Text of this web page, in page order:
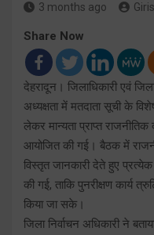
3 months ago
Share Now
देहरादून। जिलाधिकारी एवं
अध्यक्षता में मतदाता सूची के
लेकर मान्यता प्राप्त
आयोजित की गई। बैठक में
विस्तृत जानकारी देते हुए
की गई, ताकि पुनरीक्षण कार्य
किया जा सके।
जिला निर्वाचन अधिकारी ने